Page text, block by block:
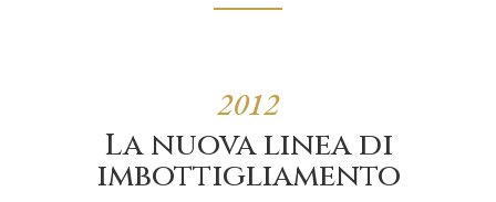
2012
La nuova linea di
imbottigliamento